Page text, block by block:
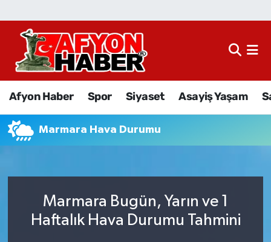
Afyon Haber Spor Siyaset Asayiş Yaşam
Marmara Hava Durumu
Marmara Bugün, Yarın ve 1
Haftalık Hava Durumu Tahmini
Afyon Haber
Asayiş Yaşam
Eğitim